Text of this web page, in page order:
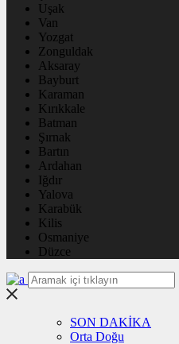
Uşak
Van
Yozgat
Zonguldak
Aksaray
Bayburt
Karaman
Kırıkkale
Batman
Şırnak
Bartın
Ardahan
Iğdır
Yalova
Karabük
Kilis
Osmaniye
Düzce
SON DAKİKA
Orta Doğu